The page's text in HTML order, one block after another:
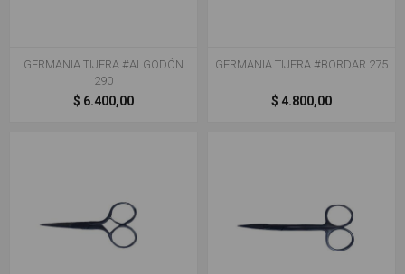
GERMANIA TIJERA #ALGODÓN
290
$ 6.400,00
GERMANIA TIJERA #BORDAR 275
$ 4.800,00